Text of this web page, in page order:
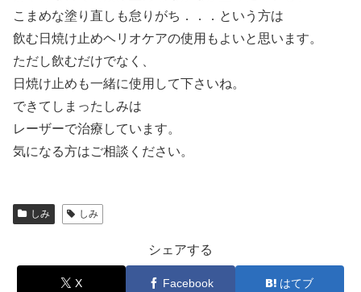
こまめな塗り直しも怠りがち．．．という方は
飲む日焼け止めヘリオケアの使用もよいと思います。
ただし飲むだけでなく、
日焼け止めも一緒に使用して下さいね。
できてしまったしみは
レーザーで治療しています。
気になる方はご相談ください。
しみ しみ
シェアする
X Facebook はてブ